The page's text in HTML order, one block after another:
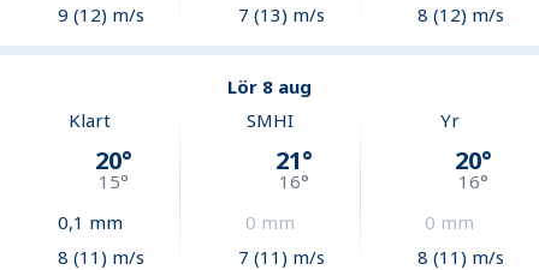
9 (12) m/s
7 (13) m/s
8 (12) m/s
Lör 8 aug
Klart
20°
15°
0,1 mm
8 (11) m/s
SMHI
21°
16°
0 mm
7 (11) m/s
Yr
20°
16°
0 mm
8 (11) m/s